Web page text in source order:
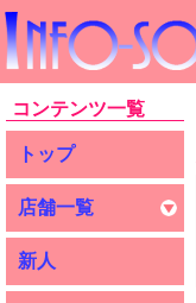
コンテンツ一覧
トップ
店舗一覧
新人